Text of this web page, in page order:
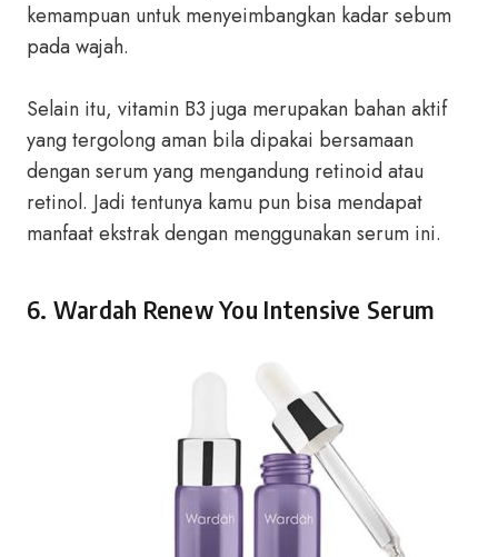
kemampuan untuk menyeimbangkan kadar sebum
pada wajah.
Selain itu, vitamin B3 juga merupakan bahan aktif
yang tergolong aman bila dipakai bersamaan
dengan serum yang mengandung retinoid atau
retinol. Jadi tentunya kamu pun bisa mendapat
manfaat ekstrak dengan menggunakan serum ini.
6. Wardah Renew You Intensive Serum